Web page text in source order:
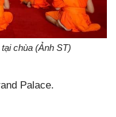
chùa (Ảnh ST)
Palace.